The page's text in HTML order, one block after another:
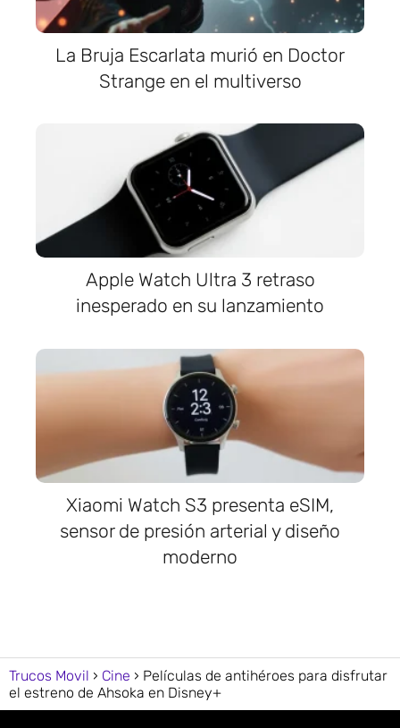
La Bruja Escarlata murió en Doctor
Strange en el multiverso
Apple Watch Ultra 3 retraso
inesperado en su lanzamiento
Xiaomi Watch S3 presenta eSIM,
sensor de presión arterial y diseño
moderno
Trucos Movil Cine
Películas de antihéroes para disfrutar
el estreno de Ahsoka en Disney+